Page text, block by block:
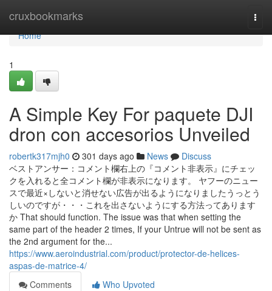
cruxbookmarks
Home
Home
1
A Simple Key For paquete DJI
dron con accesorios Unveiled
robertk317mjh0 301 days ago News
Discuss
ベストアンサー：コメント欄右上の『コメント非表示』にチェッ
クを入れると全コメント欄が非表示になります。 ヤフーのニュー
スで最近×しないと消せない広告が出るようになりましたうっとう
しいのですが・・・これを出さないようにする方法ってあります
か That should function. The issue was that when setting the
same part of the header 2 times, If your Untrue will not be sent as
the 2nd argument for the...
https://www.aeroindustrial.com/product/protector-de-helices-
aspas-de-matrice-4/
Comments
Who Upvoted